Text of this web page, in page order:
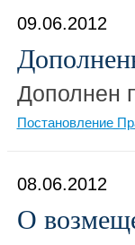
09.06.2012
Дополнен
Постановление
08.06.2012
О